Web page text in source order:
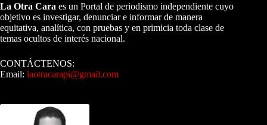
La Otra Cara es un Portal de periodismo independiente cuyo
objetivo es investigar, denunciar e informar de manera
equitativa, analítica, con pruebas y en primicia toda clase de
temas ocultos de interés nacional.
CONTÁCTENOS:
Email: laotracarapi@gmail.com